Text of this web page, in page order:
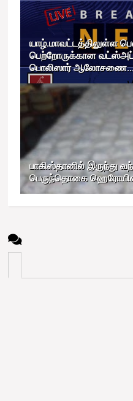
யாழ்.மாவட்டத்திலுள்ள
பெற்றோருக்கான வட்ஸ்அப்
பொலிஸார்
பாகிஸ்தானில் இருந்து
பெருந்தொகை ஹெரோயின்